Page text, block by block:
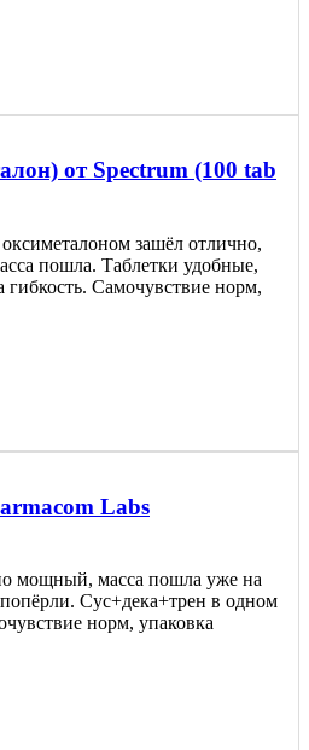
от Spectrum (100 tab
зашёл отлично,
пошла. Таблетки удобные,
гибкость. Самочувствие норм,
Labs
мощный, масса пошла уже на
Сус+дека+трен в одном
норм, упаковка